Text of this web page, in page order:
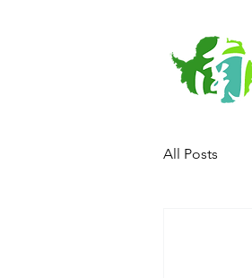
All Posts